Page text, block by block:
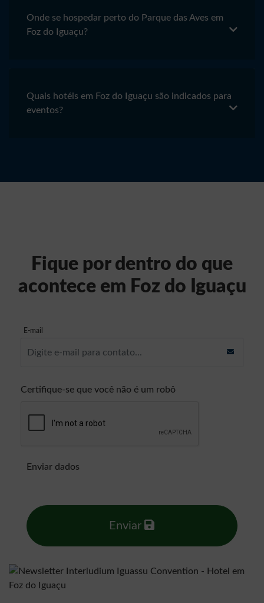
Onde se hospedar perto do Parque das Aves em
Foz do Iguaçu?
Quais hotéis em Foz do Iguaçu são indicados para
eventos?
Fique por dentro do que
acontece em Foz do Iguaçu
E-mail
Certifique-se que você não é um robô
Enviar dados
Enviar